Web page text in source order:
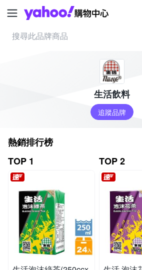
Yahoo
生活飲料
追蹤品牌
熱銷排行榜
TOP 1
TOP 2